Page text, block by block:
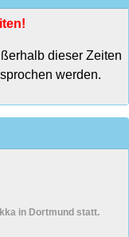
dieser Zeiten
werden.
in Dortmund statt.